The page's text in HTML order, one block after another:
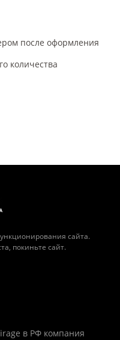
после оформления
количества
сайта.
покиньте сайт.
в РФ компания